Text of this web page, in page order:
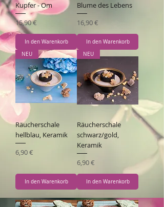
Kupfer - Om
Preis
15,90 €
In den Warenkorb
Blume des Lebens
Preis
16,90 €
In den Warenkorb
NEU
Räucherschale
hellblau, Keramik
Preis
6,90 €
In den Warenkorb
NEU
Räucherschale
schwarz/gold,
Keramik
Preis
6,90 €
In den Warenkorb